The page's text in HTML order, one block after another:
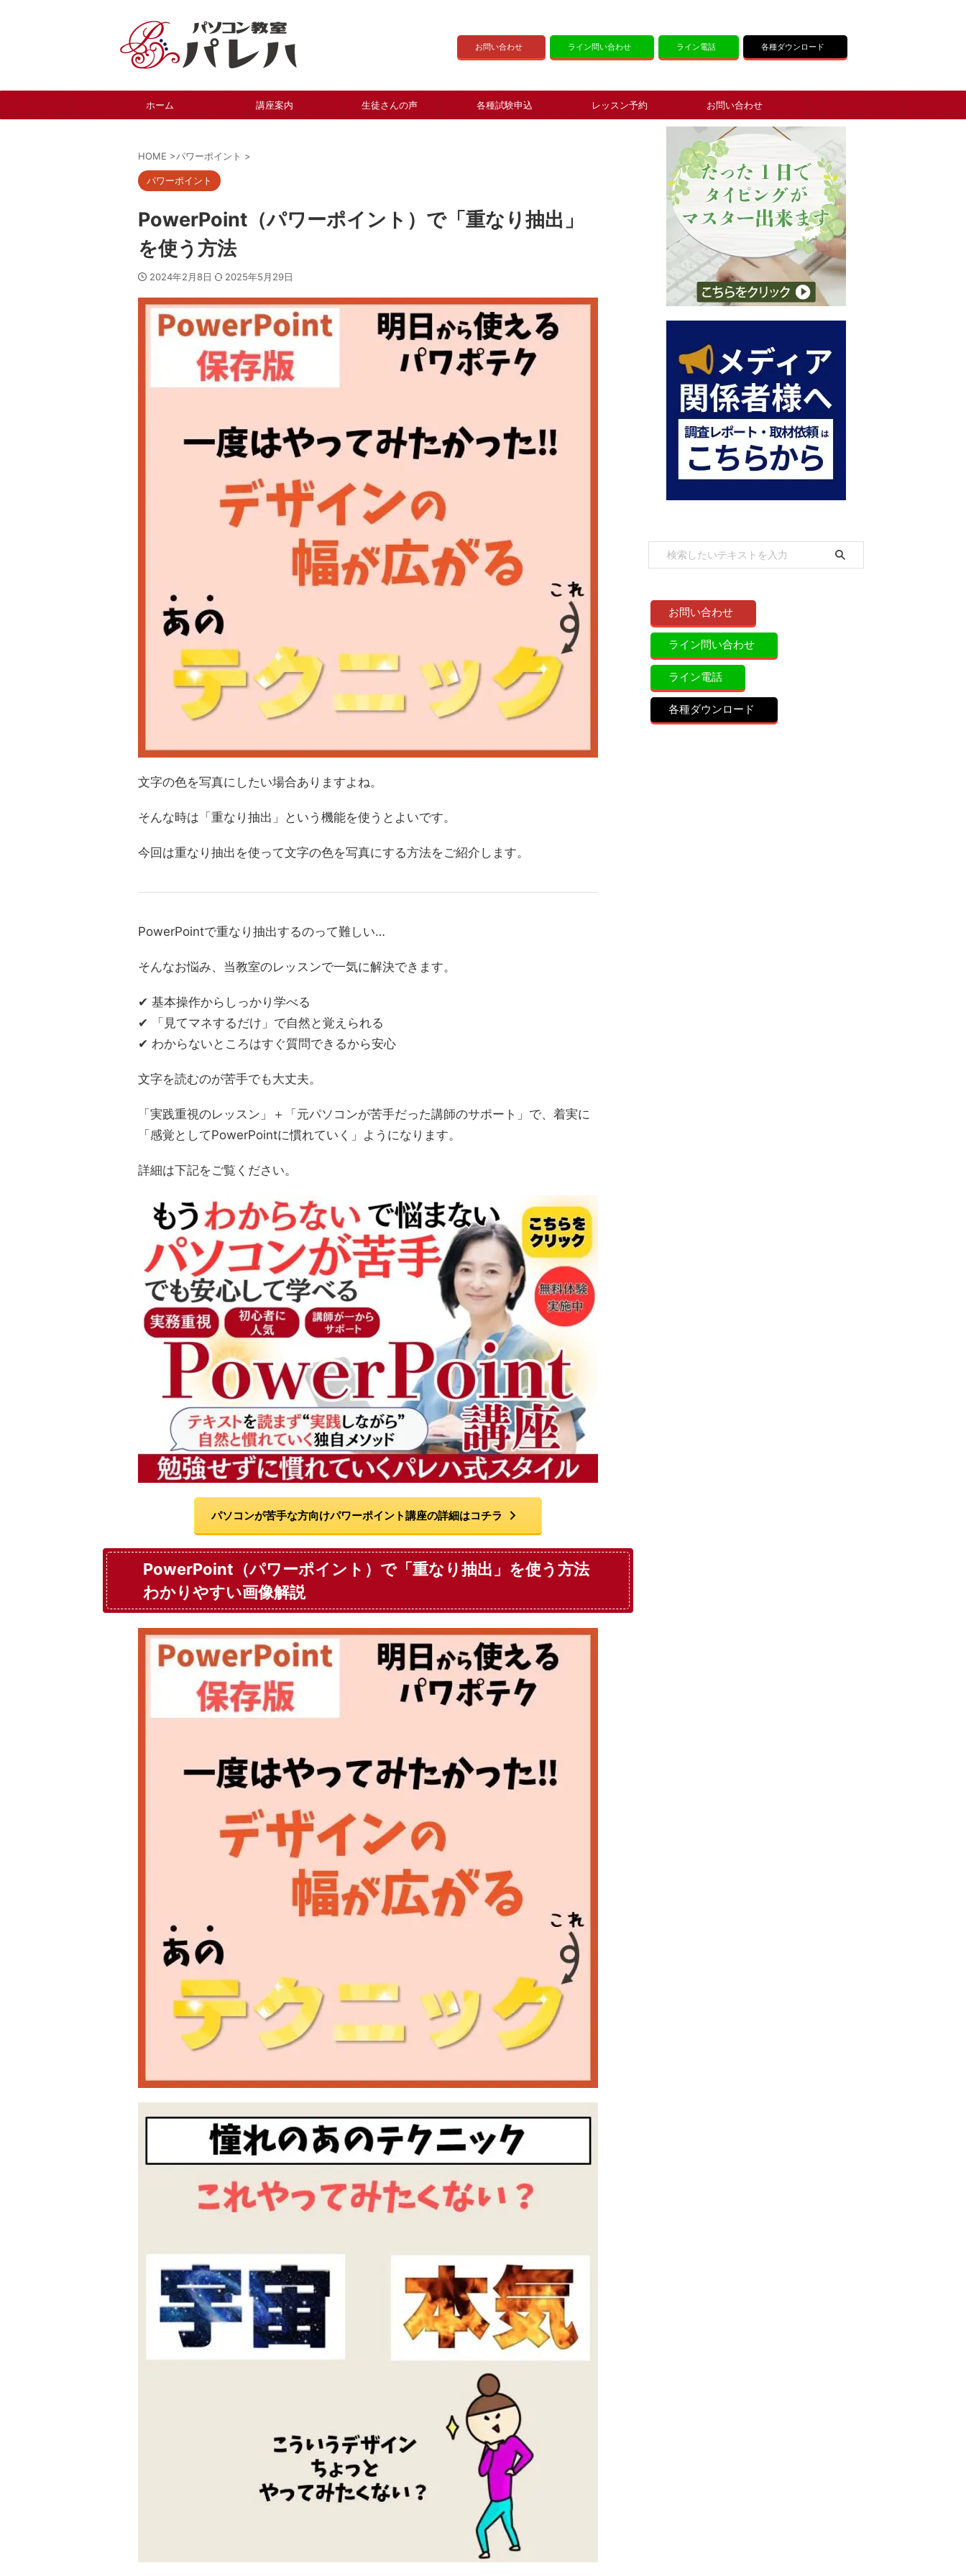
お問い合わせ ライン問い合わせ ライン電話 各種ダウンロード
ホーム 講座案内 生徒さんの声 各種試験申込 レッスン予約 お問い合わせ
HOME >パワーポイント >
パワーポイント
PowerPoint（パワーポイント）で「重なり抽出」
を使う方法
2024年2月8日 2025年5月29日
文字の色を写真にしたい場合ありますよね。
そんな時は「重なり抽出」という機能を使うとよいです。
今回は重なり抽出を使って文字の色を写真にする方法をご紹介します。
PowerPointで重なり抽出するのって難しい…
そんなお悩み、当教室のレッスンで一気に解決できます。
✔ 基本操作からしっかり学べる
✔ 「見てマネするだけ」で自然と覚えられる
✔ わからないところはすぐ質問できるから安心
文字を読むのが苦手でも大丈夫。
「実践重視のレッスン」＋「元パソコンが苦手だった講師のサポート」で、着実に
「感覚としてPowerPointに慣れていく」ようになります。
詳細は下記をご覧ください。
パソコンが苦手な方向けパワーポイント講座の詳細はコチラ
PowerPoint（パワーポイント）で「重なり抽出」を使う方法
わかりやすい画像解説
お問い合わせ
ライン問い合わせ
ライン電話
各種ダウンロード